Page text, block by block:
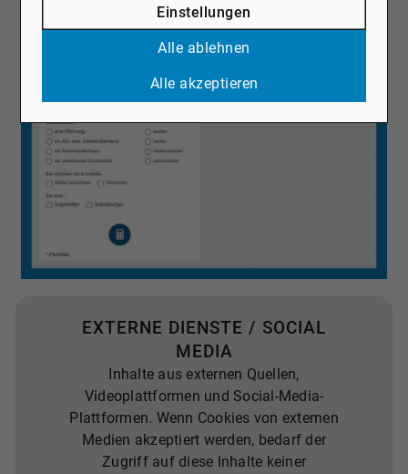
EXTERNE DIENSTE / SOCIAL
MEDIA
Inhalte aus externen Quellen,
Videoplattformen und Social-Media-
Plattformen. Wenn Cookies von externen
Medien akzeptiert werden, bedarf der
Zugriff auf diese Inhalte keiner
Einstellungen
Alle ablehnen
Alle akzeptieren